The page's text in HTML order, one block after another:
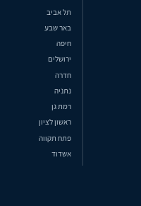
תל אביב
באר שבע
חיפה
ירושלים
חדרה
נתניה
רמת גן
ראשון לציון
פתח תקווה
אשדוד